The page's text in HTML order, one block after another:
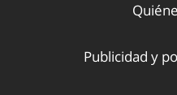
Publicidad y